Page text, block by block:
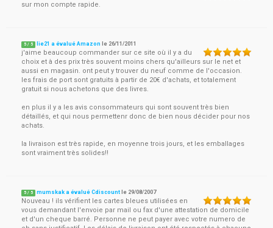
sur mon compte rapide.
5 / 5 lie21 a évalué Amazon le 26/11/2011
j'aime beaucoup commander sur ce site où il y a du
choix et à des prix très souvent moins chers qu'ailleurs sur le net et
aussi en magasin. ont peut y trouver du neuf comme de l'occasion.
les frais de port sont gratuits à partir de 20€ d'achats, et totalement
gratuit si nous achetons que des livres.
en plus il y a les avis consommateurs qui sont souvent très bien
détaillés, et qui nous permettenr donc de bien nous décider pour nos
achats.
la livraison est très rapide, en moyenne trois jours, et les emballages
sont vraiment très solides!!
5 / 5 mumskak a évalué Cdiscount le 29/08/2007
Nouveau ! ils vérifient les cartes bleues utilisées en
vous demandant l'envoie par mail ou fax d'une attestation de domicile
et d'un cheque barré. Personne ne peut payer avec votre numero de